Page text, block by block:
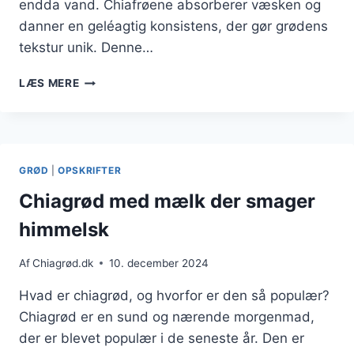
endda vand. Chiafrøene absorberer væsken og
danner en geléagtig konsistens, der gør grødens
tekstur unik. Denne…
LÆS MERECHIAGRØD
GRØD |OPSKRIFTER
Chiagrød med mælk der smager
himmelsk
AfChiagrød.dk 10. december 2024
Hvad er chiagrød, og hvorfor er den så populær?
Chiagrød er en sund og nærende morgenmad,
der er blevet populær i de seneste år. Den er